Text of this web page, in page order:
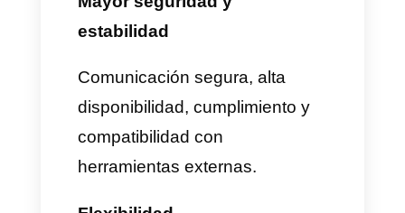
Esto significa que podrás seguir
utilizando todas las ventajas de
la app de WhatsApp Business,
como los grupos o los estados,